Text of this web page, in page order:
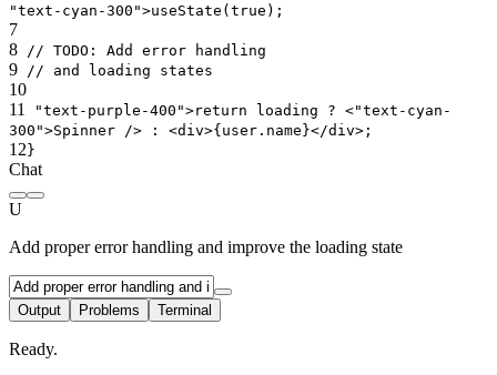
"text-cyan-300">useState(true);
7
8
// TODO : Add error handling
9 // and loading states
10
11
"text-purple-400">return loading ? <"text-cyan-
300">Spinner /> : <div>{user.name}</div>;
12 }
Chat
U
Add proper error handling and improve the loading state
Output Problems Terminal
Ready.